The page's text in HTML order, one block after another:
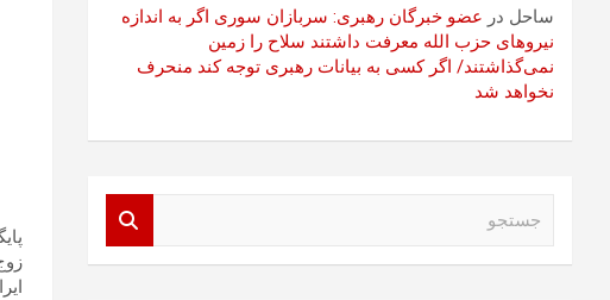
ساحل در عضو خبرگان رهبری: سربازان سوری اگر به اندازه
نیروهای حزب الله معرفت داشتند سلاح را زمین
نمی‌گذاشتند/ اگر کسی به بیانات رهبری توجه کند منحرف
نخواهد شد